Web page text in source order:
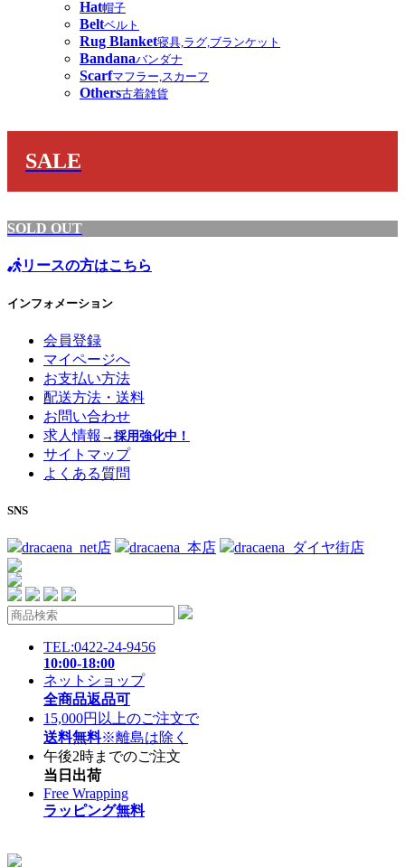
Hat帽子
Beltベルト
Rug Blanket寝具,ラグ,ブランケット
Bandanaバンダナ
Scarfマフラー,スカーフ
Others古着雑貨
SALE
SOLD OUT
リースの方はこちら
インフォメーション
会員登録
マイページへ
お支払い方法
配送方法・送料
お問い合わせ
求人情報 →採用強化中！
サイトマップ
よくある質問
SNS
dracaena_net店 dracaena_本店 dracaena_ダイヤ街店
TEL:0422-24-9456
10:00-18:00
ネットショップ
全商品返品可
15,000円以上のご注文で
送料無料※離島は除く
午後2時までのご注文
当日出荷
Free Wrapping
ラッピング無料